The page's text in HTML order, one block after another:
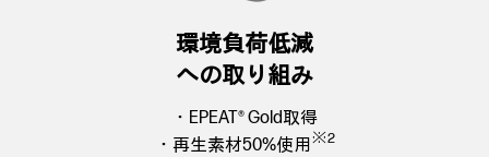
環境負荷低減
への取り組み
・EPEAT® Gold取得
・再生素材50%使用 ※2